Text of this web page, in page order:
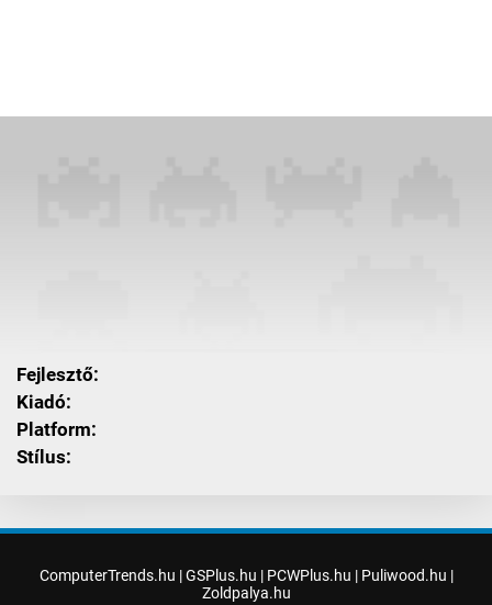
Fejlesztő:
Kiadó:
Platform:
Stílus:
ComputerTrends.hu |GSPlus.hu | PCWPlus.hu | Puliwood.hu |
Zoldpalya.hu